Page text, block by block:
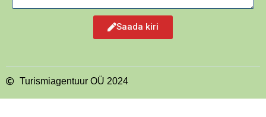
Saada kiri
Turismiagentuur OÜ 2024
See veebisait kasutab küpsiseid, et tagada
veebisaidil parim kogemus.
Loen rohkem küpsistest